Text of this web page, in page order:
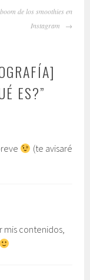
de los smoothies en
Instagram
ES?”
(te avisaré
mis contenidos,